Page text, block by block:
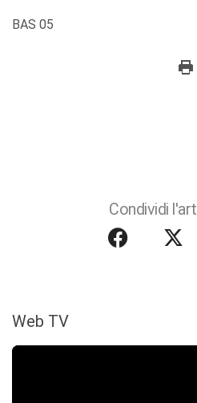
BAS 05
Condividi
Web TV